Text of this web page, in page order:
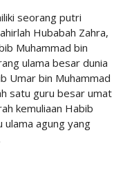
seorang putri
Hubabah Zahra,
Muhammad bin
ulama besar dunia
Umar bin Muhammad
satu guru besar umat
kemuliaan Habib
ulama agung yang